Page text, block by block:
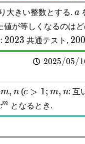
大きい整数とする. a
a
値が等しくなるのは
2023
2023 共通テスト, 200
2025/05/
2025/05/1
m,
m, n
n (c
>
1;
c > 1; m,
m, n
n: 互
m となるとき.